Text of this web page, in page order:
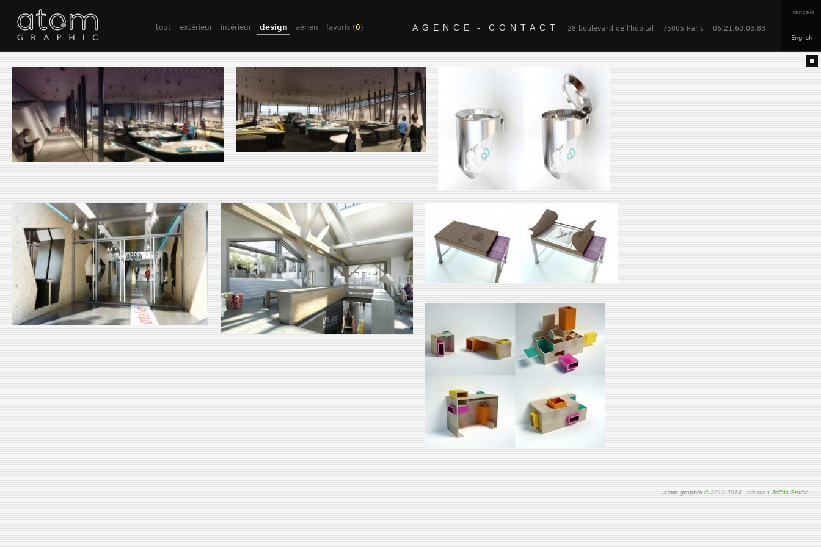
tout extérieur intérieur design aérien favoris (0) AGENCE - CONTACT 28 boulevard de l'hôpital 75005 Paris 06.21.60.03.83
Français
English
atom graphic ©2012-2014 - création Joffrin Studio